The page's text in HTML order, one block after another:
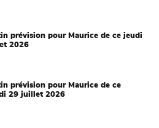
prévision pour Maurice de ce jeudi
2026
prévision pour Maurice de ce
29 juillet 2026